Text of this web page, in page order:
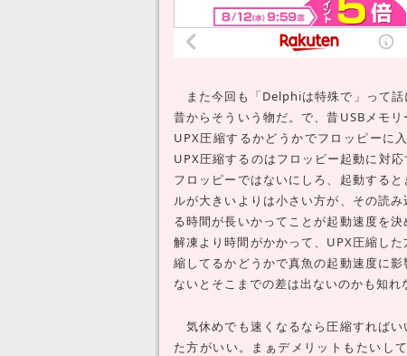
また今回も「Delphiは特殊で」って話
昔からそういう物だ。で、昔USBメモ
UPX圧縮するかどうかでフロッピーに
UPX圧縮するのはフロッピー起動に対
フロッピーではないにしろ、起動する
ルが大きいよりは小さい方が、その読
る時間が長いかってことが起動速度を
解凍より時間がかかって、UPX圧縮し
縮してるかどうかで真魚の起動速度に
ないとそこまでの差は出ないのかも知れ
気休めでも速くなるなら圧縮すれば
た方がいい。まぁデメリットもたいし